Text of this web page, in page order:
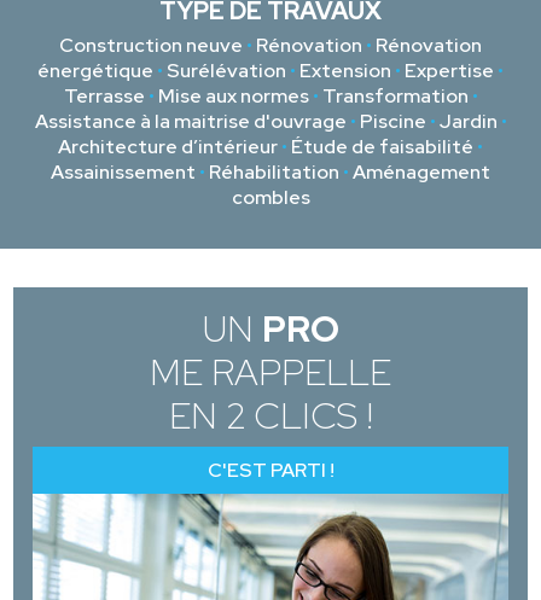
TYPE DE TRAVAUX
Construction neuve • Rénovation • Rénovation
énergétique • Surélévation • Extension • Expertise •
Terrasse • Mise aux normes • Transformation •
Assistance à la maitrise d'ouvrage • Piscine •Jardin •
Architecture d’intérieur• Étude de faisabilité •
Assainissement • Réhabilitation •Aménagement
combles
UN PRO
ME RAPPELLE
EN 2 CLICS !
C'EST PARTI !